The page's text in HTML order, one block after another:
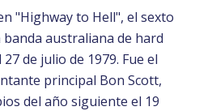
"Highway to Hell", el sexto
australiana de hard
de julio de 1979. Fue el
principal Bon Scott,
del año siguiente el 19